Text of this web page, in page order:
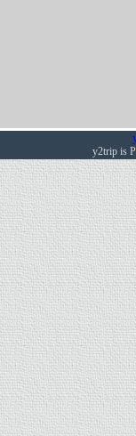
y2trip is